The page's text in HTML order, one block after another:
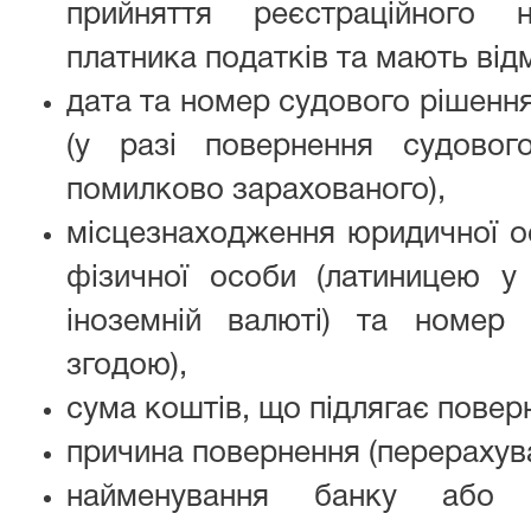
прийняття реєстраційного
платника податків та мають
дата та номер судового
(у разі повернення
помилково зарахованого),
місцезнаходження юридичної
фізичної особи (латиницею
іноземній валюті) та номер
згодою),
сума коштів, що підлягає
причина повернення
найменування банку або